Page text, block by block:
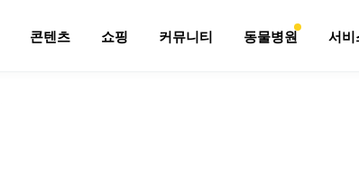
콘텐츠 쇼핑 커뮤니티 동물병원 서비